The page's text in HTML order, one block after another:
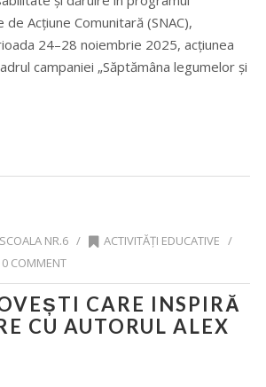
Acțiune Comunitară (SNAC),
24–28 noiembrie 2025, acțiunea
campaniei „Săptămâna legumelor și
SCOALA NR.6 / ACTIVITĂȚI EDUCATIVE /
0 COMMENT
CARE INSPIRĂ
CU AUTORUL ALEX